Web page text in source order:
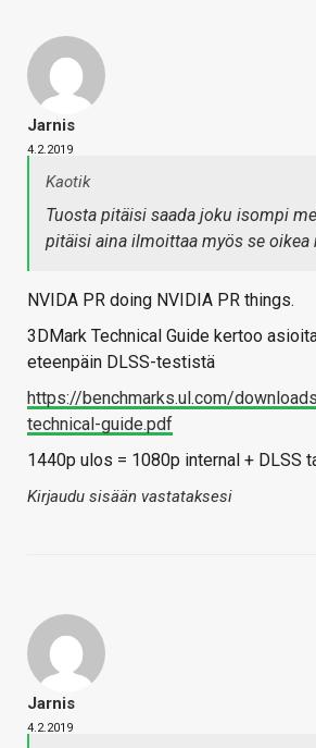
Jarnis
4.2.2019
Kaotik
Tuosta pitäisi saada joku isompi
pitäisi aina ilmoittaa myös se oikea
NVIDA PR doing NVIDIA PR things.
3DMark Technical Guide kertoo
eteenpäin DLSS-testistä
https://benchmarks.ul.com/
technical-guide.pdf
1440p ulos = 1080p internal + DLSS
Kirjaudu sisään vastataksesi
Jarnis
4.2.2019